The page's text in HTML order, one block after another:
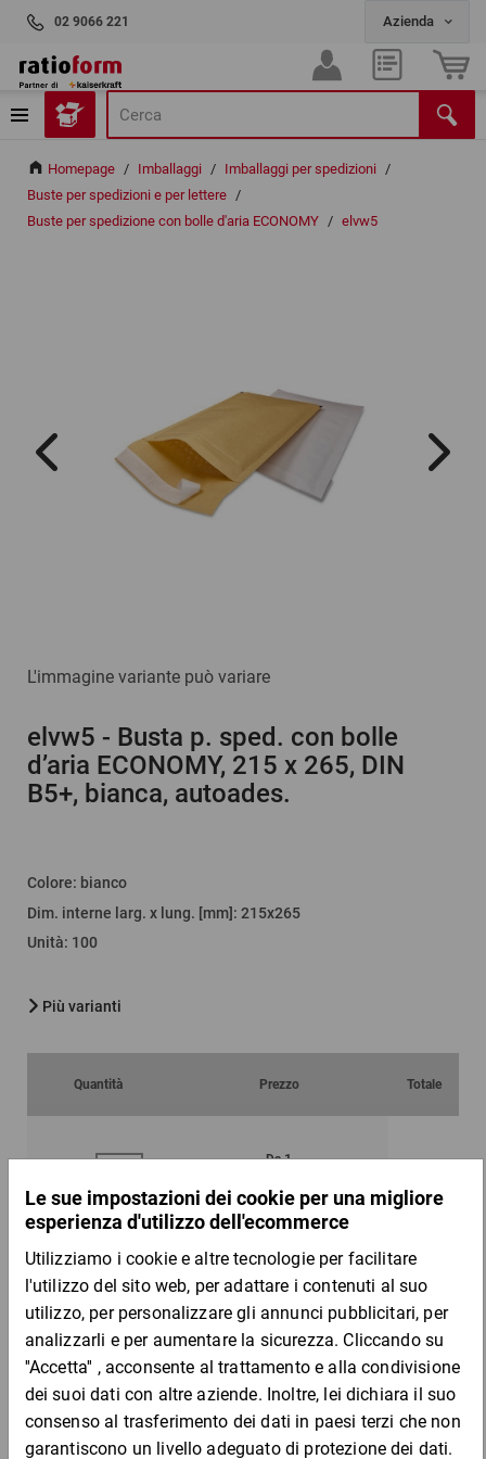
02 9066 221
Homepage / Imballaggi / Imballaggi per spedizioni /
Buste per spedizioni e per lettere /
Buste per spedizione con bolle d'aria ECONOMY / elvw5
L'immagine variante può variare
elvw5 - Busta p. sped. con bolle
d’aria ECONOMY, 215 x 265, DIN
B5+, bianca, autoades.
Colore: bianco
Dim. interne larg. x lung. [mm]: 215x265
Unità: 100
Più varianti
Quantità Prezzo Totale
Da 1 Da 5
per 1 Cartone
Campione
DESCRIZIONE DEL PRODOTTO
Vantaggi: